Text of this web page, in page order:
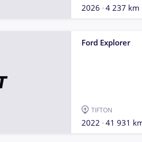
2026 4 237 km
Ford Explorer
TIFTON
2022 41 931